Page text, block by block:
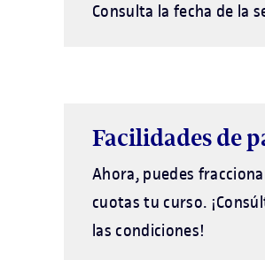
Consulta la fecha de la
Facilidades de
Ahora, puedes
cuotas tu curso.
las condiciones!